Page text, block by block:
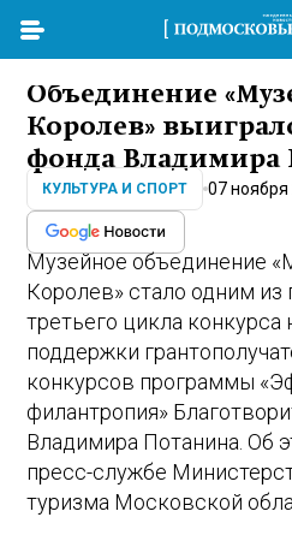
Объединение
Королев»
фонда Владимира
КУЛЬТУРА И СПОРТ 07 ноября
Музейное объединение
Королев» стало одним из
третьего цикла конкурса
поддержки
конкурсов программы
филантропия»
Владимира Потанина. Об
пресс-службе
туризма Московской